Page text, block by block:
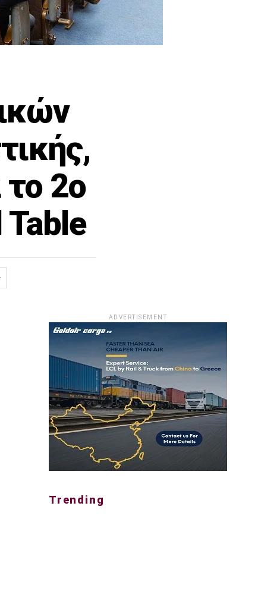
2ο
ADVERTISEMENT
Trending